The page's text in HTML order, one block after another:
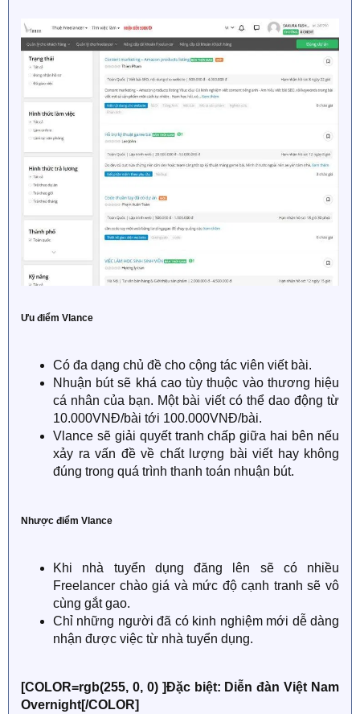
Ưu điểm Vlance
Có đa dạng chủ đề cho cộng tác viên viết bài.
Nhuận bút sẽ khá cao tùy thuộc vào thương hiệu
cá nhân của bạn. Một bài viết có thể dao động từ
10.000VNĐ/bài tới 100.000VNĐ/bài.
Vlance sẽ giải quyết tranh chấp giữa hai bên nếu
xảy ra vấn đề về chất lượng bài viết hay không
đúng trong quá trình thanh toán nhuận bút.
Nhược điểm Vlance
Khi nhà tuyển dụng đăng lên sẽ có nhiều
Freelancer chào giá và mức độ cạnh tranh sẽ vô
cùng gắt gao.
Chỉ những người đã có kinh nghiệm mới dễ dàng
nhận được việc từ nhà tuyển dụng.
[COLOR=rgb(255, 0, 0) ]Đặc biệt: Diễn đàn Việt Nam
Overnight[/COLOR]